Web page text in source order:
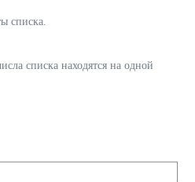
списка.
списка находятся на одной